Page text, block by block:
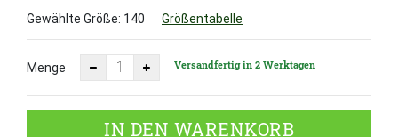
Gewählte Größe: 140 Größentabelle
Menge Versandfertig in 2 Werktagen
IN DEN WARENKORB